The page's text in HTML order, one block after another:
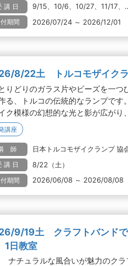
講 日 9/15、10/6、10/27、11/17、
期間 2026/07/24 ～ 2026/12/01
8/22土 トルコモザイク
りどりのガラス片やビーズを一つ
る、トルコの伝統的なランプです
ク模様の幻想的な光と影が広がり
講座
師 日本トルコモザイクランプ
講 日 8/22（土）
期間 2026/06/08 ～ 2026/08/08
9/19土 クラフトバンドで
1日教室
チュラルな風合いが魅力のクラ